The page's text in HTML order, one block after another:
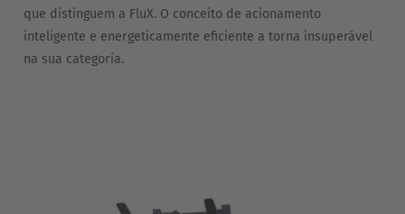
que distinguem a FluX. O conceito de acionamento
inteligente e energeticamente eficiente a torna insuperável
na sua categoria.